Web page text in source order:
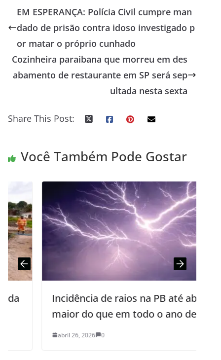
EM ESPERANÇA: Polícia Civil cumpre man
dado de prisão contra idoso investigado p
or matar o próprio cunhado
Cozinheira paraibana que morreu em des
abamento de restaurante em SP será sep
ultada nesta sexta
Share This Post:
Você Também Pode Gostar
Incidência de raios na PB até abril é
maior do que em todo o ano de 2025
abril 26, 2026 0